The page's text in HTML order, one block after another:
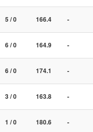
5 / 0 166.4 -
6 / 0 164.9 -
6 / 0 174.1 -
3 / 0 163.8 -
1 / 0 180.6 -